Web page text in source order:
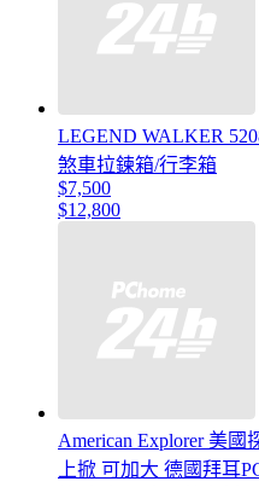
LEGEND WALKER
煞車拉鍊箱/行李箱
$7,500
$12,800
American Explorer 美
上掀 可加大 德國拜耳